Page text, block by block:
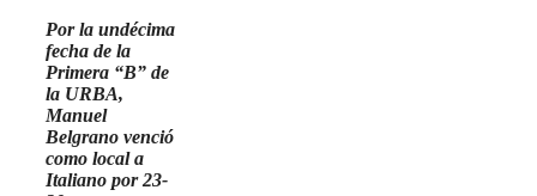
Por la undécima
fecha de la
Primera “B” de
la URBA,
Manuel
Belgrano venció
como local a
Italiano por 23-